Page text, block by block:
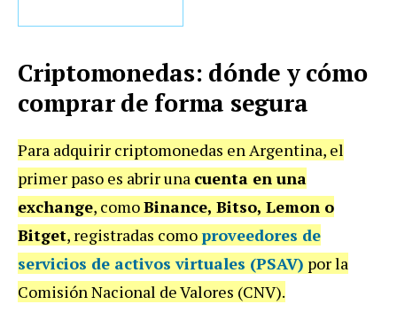
Criptomonedas: dónde y cómo
comprar de forma segura
Para adquirir criptomonedas en Argentina, el
primer paso es abrir una cuenta en una
exchange, comoBinance, Bitso, Lemon o
Bitget, registradas comoproveedores de
servicios de activos virtuales (PSAV) por la
Comisión Nacional de Valores (CNV).